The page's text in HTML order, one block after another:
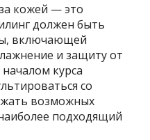
кожей — это
должен быть
включающей
и защиту от
курса
со
возможных
подходящий